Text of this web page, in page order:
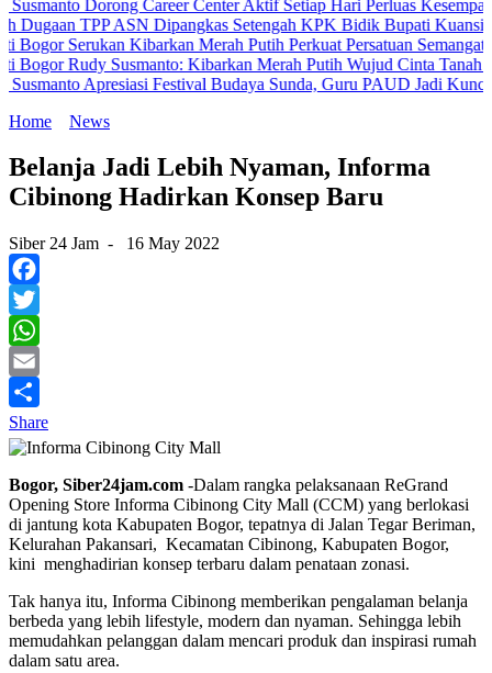
Dorong Career Center Aktif Setiap Hari Perluas Kesempatan Kerja
ASN Dipangkas Setengah KPK Bidik Bupati Kuansing
Kibarkan Merah Putih Perkuat Persatuan Semangat
Susmanto: Kibarkan Merah Putih Wujud Cinta Tanah Air
Apresiasi Festival Budaya Sunda, Guru PAUD Jadi Kunci
Home
News
Belanja Jadi Lebih Nyaman, Informa
Cibinong Hadirkan Konsep Baru
Siber 24 Jam - 16 May 2022
Facebook
Twitter
WhatsApp
Email
Share
Bogor, Siber24jam.com -Dalam rangka pelaksanaan ReGrand
Opening Store Informa Cibinong City Mall (CCM) yang berlokasi
di jantung kota Kabupaten Bogor, tepatnya di Jalan Tegar Beriman,
Kelurahan Pakansari, Kecamatan Cibinong, Kabupaten Bogor,
kini menghadirian konsep terbaru dalam penataan zonasi.
Tak hanya itu, Informa Cibinong memberikan pengalaman belanja
berbeda yang lebih lifestyle, modern dan nyaman. Sehingga lebih
memudahkan pelanggan dalam mencari produk dan inspirasi rumah
dalam satu area.